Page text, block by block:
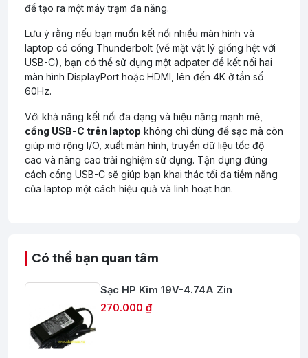
để tạo ra một máy trạm đa năng.
Lưu ý rằng nếu bạn muốn kết nối nhiều màn hình và
laptop có cổng Thunderbolt (về mặt vật lý giống hệt với
USB-C), bạn có thể sử dụng một adpater để kết nối hai
màn hình DisplayPort hoặc HDMI, lên đến 4K ở tần số
60Hz.
Với khả năng kết nối đa dạng và hiệu năng mạnh mẽ,
cổng USB-C trên laptop không chỉ dùng để sạc mà còn
giúp mở rộng I/O, xuất màn hình, truyền dữ liệu tốc độ
cao và nâng cao trải nghiệm sử dụng. Tận dụng đúng
cách cổng USB-C sẽ giúp bạn khai thác tối đa tiềm năng
của laptop một cách hiệu quả và linh hoạt hơn.
Có thể bạn quan tâm
Sạc HP Kim 19V-4.74A Zin
270.000 ₫